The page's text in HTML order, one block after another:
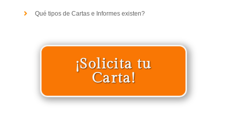
Qué tipos de Cartas e Informes existen?
¡Solicita tu
Carta!